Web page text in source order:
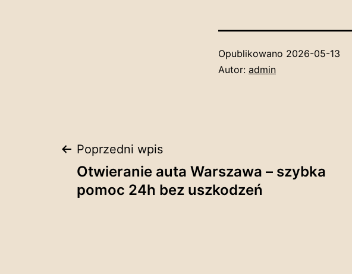
Opublikowano 2026-05-13
Autor: admin
Nawigacja
wpisu
Poprzedni wpis
Otwieranie auta Warszawa – szybka
pomoc 24h bez uszkodzeń